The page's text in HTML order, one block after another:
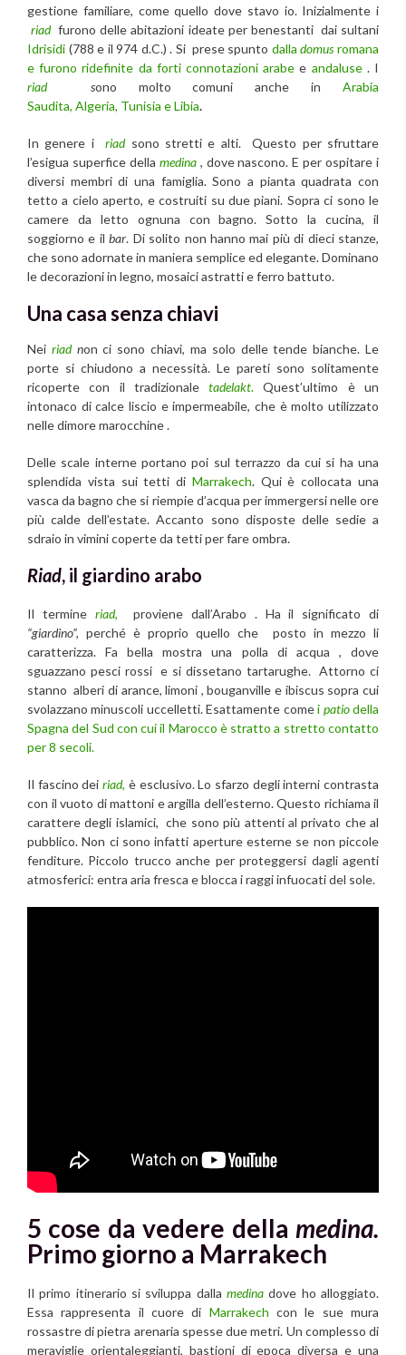
gestione familiare, come quello dove stavo io. Inizialmente i
riadfurono delle abitazioni ideate per benestanti dai sultani
Idrisidi (788 e il 974 d.C.) . Si prese spunto dalladomusromana
e furono ridefinite da forti connotazioni arabe e andaluse. I
riadsono molto comuni anche inArabia
Saudita, Algeria, Tunisia e Libia.
In genere i riadsono stretti e alti. Questo per sfruttare
l’esigua superfice della medina, dove nascono. E per ospitare i
diversi membri di una famiglia. Sono a pianta quadrata con
tetto a cielo aperto, e costruiti su due piani. Sopra ci sono le
camere da letto ognuna con bagno. Sotto la cucina, il
soggiorno e ilbar. Di solito non hanno mai più di dieci stanze,
che sono adornate in maniera semplice ed elegante. Dominano
le decorazioni in legno, mosaici astratti e ferro battuto.
Una casa senza chiavi
Nei riadnon ci sono chiavi, ma solo delle tende bianche. Le
porte si chiudono a necessità. Le pareti sono solitamente
ricoperte con il tradizionaletadelakt. Quest’ultimo è un
intonaco di calce liscio e impermeabile, che è molto utilizzato
nelle dimore marocchine .
Delle scale interne portano poi sul terrazzo da cui si ha una
splendida vista sui tetti di Marrakech. Qui è collocata una
vasca da bagno che si riempie d’acqua per immergersi nelle ore
più calde dell’estate. Accanto sono disposte delle sedie a
sdraio in vimini coperte da tetti per fare ombra.
Riad, il giardino arabo
Il termine riad, proviene dall’Arabo . Ha il significato di
“giardino”, perché è proprio quello che posto in mezzo li
caratterizza. Fa bella mostra una polla di acqua , dove
sguazzano pesci rossi e si dissetano tartarughe. Attorno ci
stanno alberi di arance, limoni , bouganville e ibiscus sopra cui
svolazzano minuscoli uccelletti. Esattamente comei patiodella
Spagna del Sud con cui il Marocco è stratto a stretto contatto
per 8 secoli.
Il fascino deiriad, è esclusivo. Lo sfarzo degli interni contrasta
con il vuoto di mattoni e argilla dell’esterno. Questo richiama il
carattere degli islamici, che sono più attenti al privato che al
pubblico. Non ci sono infatti aperture esterne se non piccole
fenditure. Piccolo trucco anche per proteggersi dagli agenti
atmosferici: entra aria fresca e blocca i raggi infuocati del sole.
5 cose da vedere della medina.
Primo giorno a Marrakech
Il primo itinerario si sviluppa dalla medina dove ho alloggiato.
Essa rappresenta il cuore di Marrakech con le sue mura
rossastre di pietra arenaria spesse due metri. Un complesso di
meraviglie orientaleggianti, bastioni di epoca diversa e una